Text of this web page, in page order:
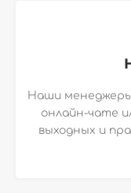
Наши
онлайн-чате
выходных и